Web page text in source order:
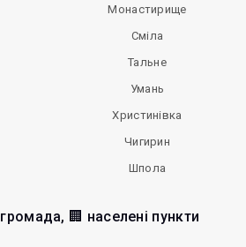
Монастирище
Сміла
Тальне
Умань
Христинівка
Чигирин
Шпола
громада, 🏢 населені пункти